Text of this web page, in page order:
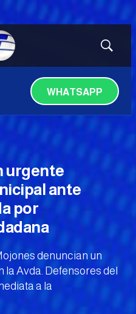
Mostrar
WHATSAPP
urgente
ante
por
denuncian un
Avda. Defensores del
a la